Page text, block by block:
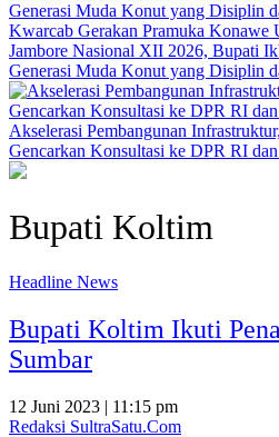
‎Kwarcab Gerakan Pramuka Konawe
Jambore Nasional XII 2026, Bupati
Generasi Muda Konut yang Disiplin
Akselerasi Pembangunan
Gencarkan Konsultasi ke DPR RI
Bupati Koltim
Headline News
Bupati Koltim Ikuti
Sumbar
12 Juni 2023 | 11:15 pm
Redaksi SultraSatu.Com